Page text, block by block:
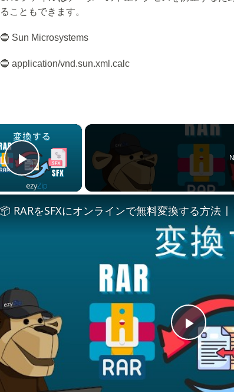
ることもできます。
🔵 Sun Microsystems
🔵 application/vnd.sun.xml.calc
×
Play Video
Play
Video